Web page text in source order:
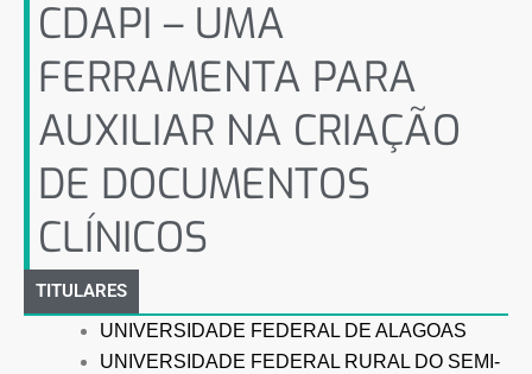
CDAPI – UMA
FERRAMENTA PARA
AUXILIAR NA CRIAÇÃO
DE DOCUMENTOS
CLÍNICOS
TITULARES
UNIVERSIDADE FEDERAL DE ALAGOAS
UNIVERSIDADE FEDERAL RURAL DO SEMI-